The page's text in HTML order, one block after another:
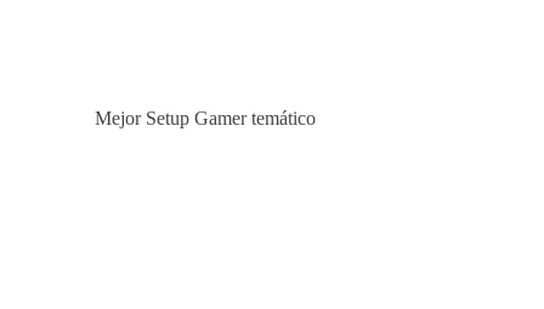
Mejor Setup Gamer temático